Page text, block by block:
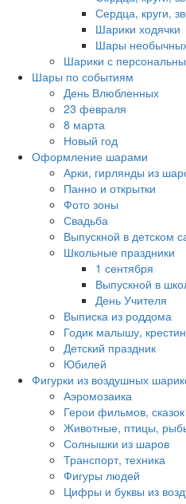
Сердца, круги,
Шарики ходячки
Шары
Шарики с
Шары по событиям
День Влюбленных
23 февраля
8 марта
Новый год
Оформление шарами
Арки, гирлянды из
Панно и открытки
Фото зоны
Свадьба
Выпускной в детском
Школьные праздники
1 сентября
Выпускной в
День Учителя
Выписка из роддома
Годик малышу,
Детский праздник
Юбилей
Фигурки из воздушных
Аэромозаика
Герои фильмов,
Животные, птицы,
Солнышки из шаров
Транспорт, техника
Фигуры людей
Цифры и буквы из